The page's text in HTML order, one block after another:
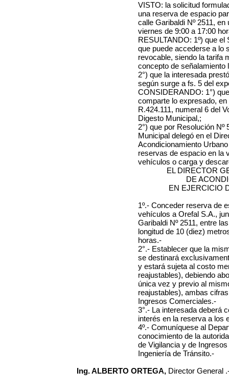
VISTO: la solicitud
una reserva de espacio
calle Garibaldi Nº 2511,
viernes de 9:00 a 17:00
RESULTANDO: 1º) que
que puede accederse a lo
revocable, siendo la tarifa
concepto de señalamiento
2°) que la interesada
según surge a fs. 5 del
CONSIDERANDO: 1°)
comparte lo expresado,
R.424.111, numeral 6 del
Digesto Municipal,;
2°) que por Resolución Nº
Municipal delegó en el
Acondicionamiento
reservas de espacio en la
vehículos o carga y
EL DIRECTOR
DE
EN EJERCICIO
1º.- Conceder reserva de
vehículos a Orefal S.A.,
Garibaldi Nº 2511, entre
longitud de 10 (diez)
horas.-
2°.- Establecer que la
se destinará
y estará sujeta al costo
reajustables), debiendo
única vez y previo al
reajustables), ambas
Ingresos Comerciales.-
3°.- La interesada deberá
interés en la reserva a los
4º.- Comuníquese al
conocimiento de la
de Vigilancia y de
Ingeniería de Tránsito.-
Ing. ALBERTO ORTEGA, Director General